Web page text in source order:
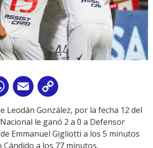
WhatsApp
Email
Link
Leodán González, por la fecha 12 del
le ganó 2 a 0 a Defensor
Emmanuel Gigliotti a los 5 minutos
Cándido a los 77 minutos.